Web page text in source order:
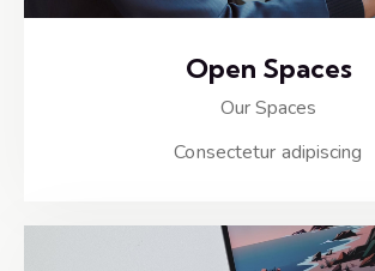
Open Spaces
Our Spaces
Consectetur adipiscing